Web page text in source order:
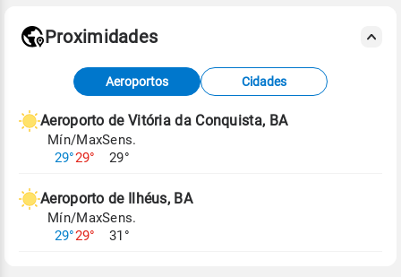
Fonte: dados combinados de estações
meteorológicas e satélite do Centro de Previsão
de Tempo e Estudos Climáticos (CPTEC).
Para obter mais informações sobre os dados
Proximidades
Aeroportos Cidades
Aeroporto de Vitória da Conquista, BA
Mín/Max
29°29°
Sens.
29°
Aeroporto de Ilhéus, BA
Mín/Max
29°29°
Sens.
31°